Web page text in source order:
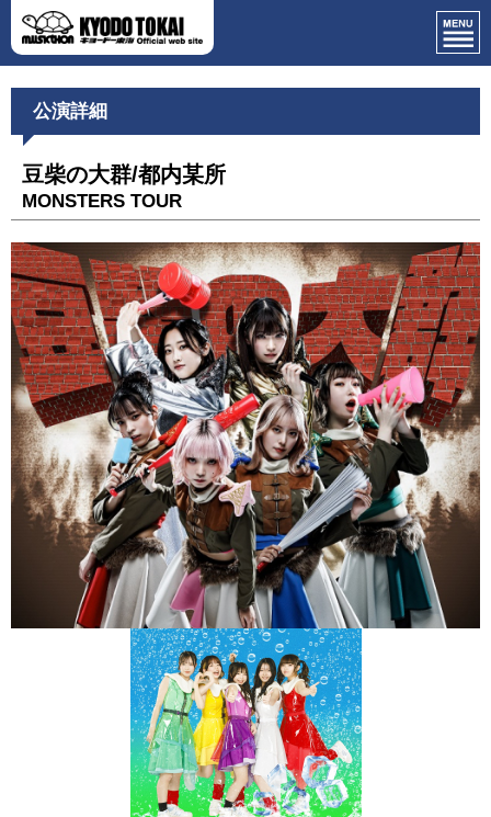
公演詳細
豆柴の大群/都内某所
MONSTERS TOUR